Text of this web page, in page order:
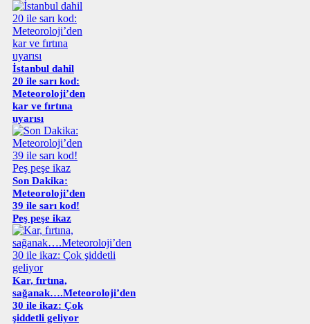
İstanbul dahil
20 ile sarı kod:
Meteoroloji’den
kar ve fırtına
uyarısı
Son Dakika:
Meteoroloji’den
39 ile sarı kod!
Peş peşe ikaz
Kar, fırtına,
sağanak….Meteoroloji’den
30 ile ikaz: Çok
şiddetli geliyor